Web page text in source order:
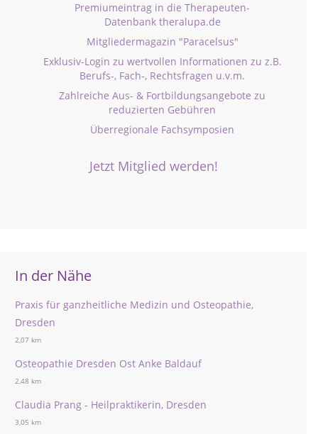
Premiumeintrag in die Therapeuten-
Datenbank theralupa.de
Mitgliedermagazin "Paracelsus"
Exklusiv-Login zu wertvollen Informationen zu z.B.
Berufs-, Fach-, Rechtsfragen u.v.m.
Zahlreiche Aus- & Fortbildungsangebote zu
reduzierten Gebühren
Überregionale Fachsymposien
Jetzt Mitglied werden!
In der Nähe
Praxis für ganzheitliche Medizin und Osteopathie,
Dresden
2,07 km
Osteopathie Dresden Ost Anke Baldauf
2,48 km
Claudia Prang - Heilpraktikerin, Dresden
3,05 km